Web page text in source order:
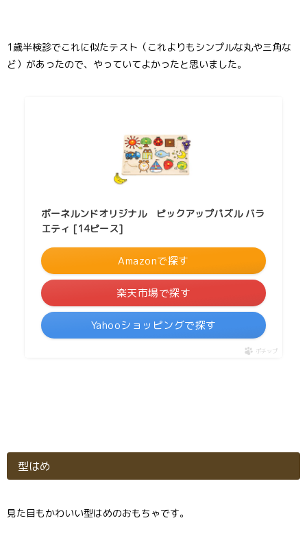
1歳半検診でこれに似たテスト（これよりもシンプルな丸や三角な
ど）があったので、やっていてよかったと思いました。
ボーネルンドオリジナル ピックアップパズル バラ
エティ [14ピース]
Amazonで探す
楽天市場で探す
Yahooショッピングで探す
ポチップ
型はめ
見た目もかわいい型はめのおもちゃです。